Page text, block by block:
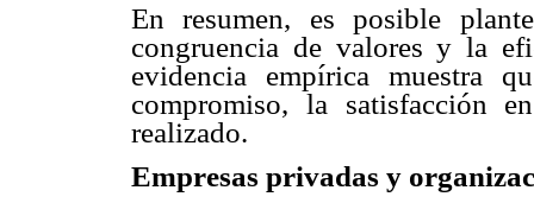
En resumen, es posible
congruencia de valores y la
evidencia empírica muestra
compromiso, la satisfacción
realizado.
Empresas privadas y